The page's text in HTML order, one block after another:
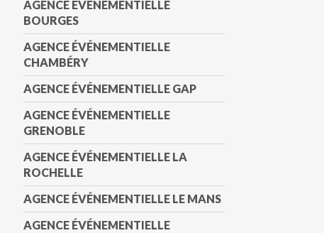
AGENCE ÉVÉNEMENTIELLE
BOURGES
AGENCE ÉVÉNEMENTIELLE
CHAMBÉRY
AGENCE ÉVÉNEMENTIELLE GAP
AGENCE ÉVÉNEMENTIELLE
GRENOBLE
AGENCE ÉVÉNEMENTIELLE LA
ROCHELLE
AGENCE ÉVÉNEMENTIELLE LE MANS
AGENCE ÉVÉNEMENTIELLE